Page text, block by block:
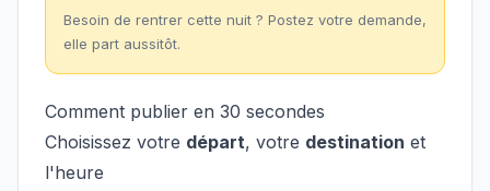
Besoin de rentrer cette nuit ? Postez votre demande,
elle part aussitôt.
Comment publier en 30 secondes
Choisissez votre départ, votre destination et
l'heure